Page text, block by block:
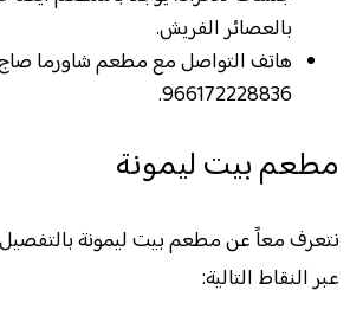
بالعصائر الفريش.
هاتف التواصل مع مطعم شاورما
966172228836.
مطعم بيت ليمونة
نتعرف معاً عن مطعم بيت ليمونة
عبر النقاط التالية: